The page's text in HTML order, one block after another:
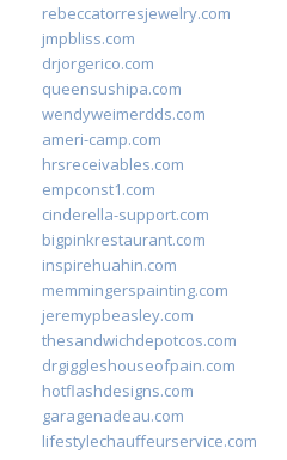
rebeccatorresjewelry.com
jmpbliss.com
drjorgerico.com
queensushipa.com
wendyweimerdds.com
ameri-camp.com
hrsreceivables.com
empconst1.com
cinderella-support.com
bigpinkrestaurant.com
inspirehuahin.com
memmingerspainting.com
jeremypbeasley.com
thesandwichdepotcos.com
drgiggleshouseofpain.com
hotflashdesigns.com
garagenadeau.com
lifestylechauffeurservice.com